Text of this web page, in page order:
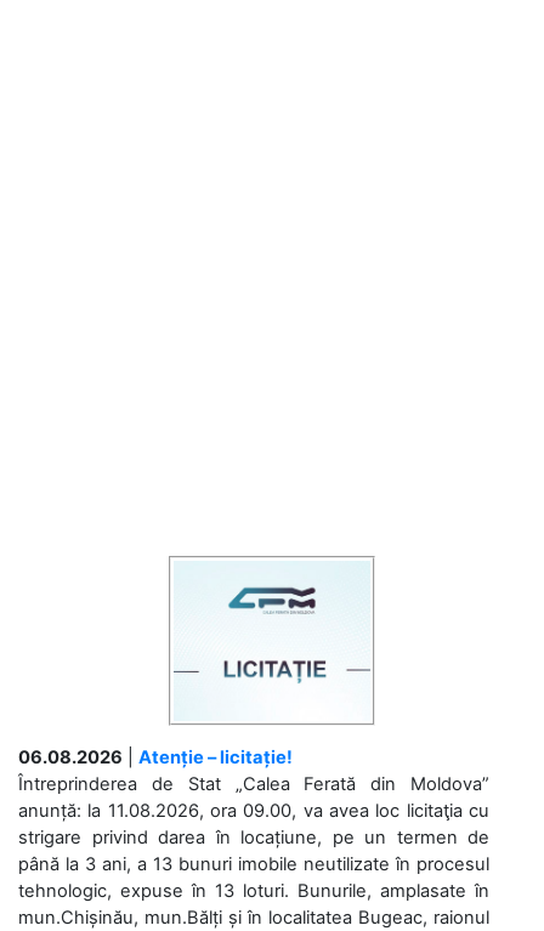
06.08.2026
Atenție – licitație!
Întreprinderea de Stat „Calea Ferată din Moldova”
anunță: la 11.08.2026, ora 09.00, va avea loc licitaţia cu
strigare privind darea în locațiune, pe un termen de
până la 3 ani, a 13 bunuri imobile neutilizate în procesul
tehnologic, expuse în 13 loturi. Bunurile, amplasate în
mun.Chișinău, mun.Bălți și în localitatea Bugeac, raionul